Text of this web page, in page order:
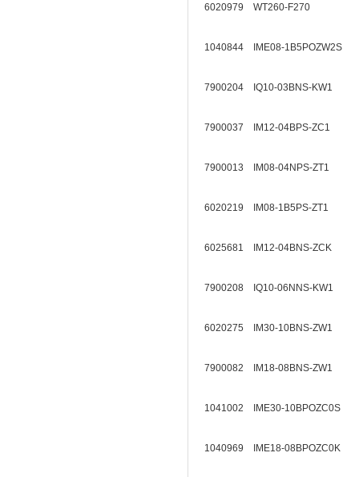
6020979 WT260-F270
1040844 IME08-1B5POZW2S
7900204 IQ10-03BNS-KW1
7900037 IM12-04BPS-ZC1
7900013 IM08-04NPS-ZT1
6020219 IM08-1B5PS-ZT1
6025681 IM12-04BNS-ZCK
7900208 IQ10-06NNS-KW1
6020275 IM30-10BNS-ZW1
7900082 IM18-08BNS-ZW1
1041002 IME30-10BPOZC0S
1040969 IME18-08BPOZC0K